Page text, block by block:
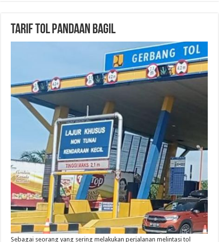
Tarif Tol Pandaan Bagil
Sebagai seorang yang sering melakukan perjalanan melintasi tol